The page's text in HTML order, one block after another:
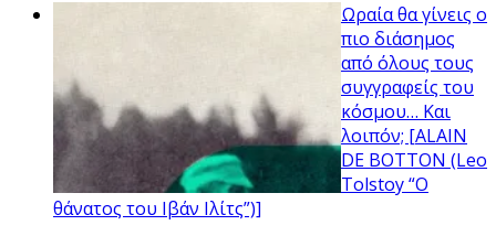
Ωραία θα γίνεις ο
πιο διάσημος
από όλους τους
συγγραφείς του
κόσμου… Και
λοιπόν; [ALAIN
DE BOTTON (Leo
Tolstoy “Ο
θάνατος του Ιβάν Ιλίτς”)]